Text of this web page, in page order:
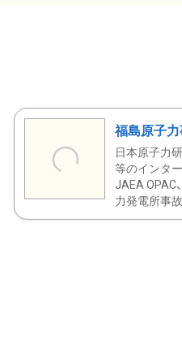
福島原子
日本原子力
等のインタ
JAEA OPAC
力発電所事